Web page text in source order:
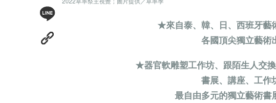
★來自泰、韓、日、西班牙藝
各國頂尖獨立藝
★器官軟雕塑工作坊、跟陌生人交
書展、講座、工作
最自由多元的獨立藝術